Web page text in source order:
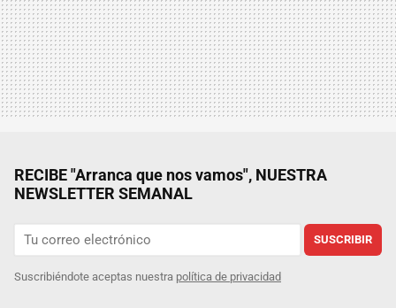
RECIBE "Arranca que nos vamos", NUESTRA
NEWSLETTER SEMANAL
SUSCRIBIR
Suscribiéndote aceptas nuestra política de privacidad